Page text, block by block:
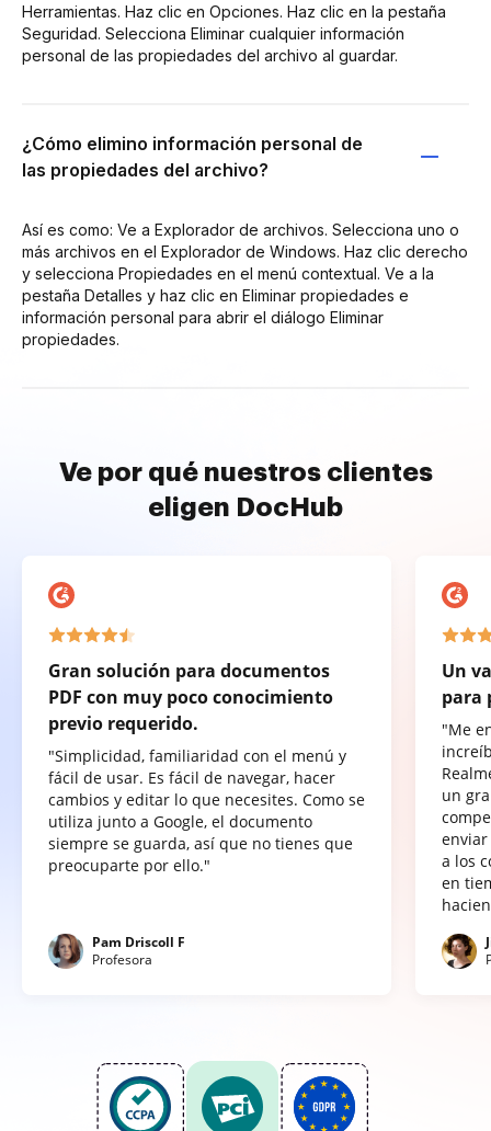
Herramientas. Haz clic en Opciones. Haz clic en la pestaña
Seguridad. Selecciona Eliminar cualquier información
personal de las propiedades del archivo al guardar.
¿Cómo elimino información personal de
las propiedades del archivo?
Así es como: Ve a Explorador de archivos. Selecciona uno o
más archivos en el Explorador de Windows. Haz clic derecho
y selecciona Propiedades en el menú contextual. Ve a la
pestaña Detalles y haz clic en Eliminar propiedades e
información personal para abrir el diálogo Eliminar
propiedades.
Ve por qué nuestros clientes
eligen DocHub
Gran solución para documentos
PDF con muy poco conocimiento
previo requerido.
"Simplicidad, familiaridad con el menú y
fácil de usar. Es fácil de navegar, hacer
cambios y editar lo que necesites. Como se
utiliza junto a Google, el documento
siempre se guarda, así que no tienes que
preocuparte por ello."
Pam Driscoll F
Profesora
Un
para
"Me
un
a los
en